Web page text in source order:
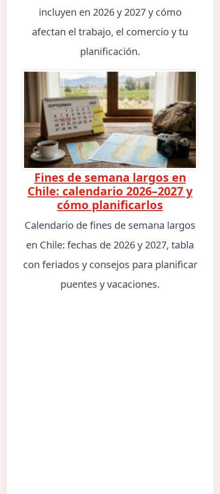
incluyen en 2026 y 2027 y cómo
afectan el trabajo, el comercio y tu
planificación.
Fines de semana largos en
Chile: calendario 2026–2027 y
cómo planificarlos
Calendario de fines de semana largos
en Chile: fechas de 2026 y 2027, tabla
con feriados y consejos para planificar
puentes y vacaciones.